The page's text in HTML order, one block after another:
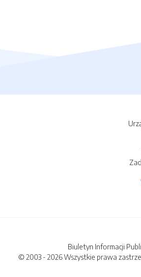
Biuletyn Informacji
© 2003 - 2026 Wszystkie prawa